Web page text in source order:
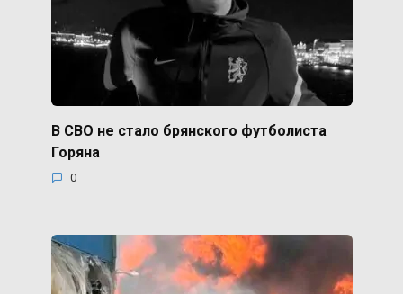
В СВО не стало брянского футболиста
Горяна
0